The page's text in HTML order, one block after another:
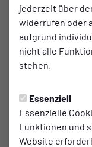
jederzeit über
widerrufen oder
aufgrund
nicht alle
stehen.
Essenziell
Essenzielle
Funktionen und
Website